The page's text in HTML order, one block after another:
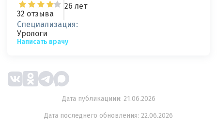
32 отзыва
26 лет
Специализация:
Урологи
Написать врачу
Дата публикациии: 21.06.2026
Дата последнего обновления: 22.06.2026